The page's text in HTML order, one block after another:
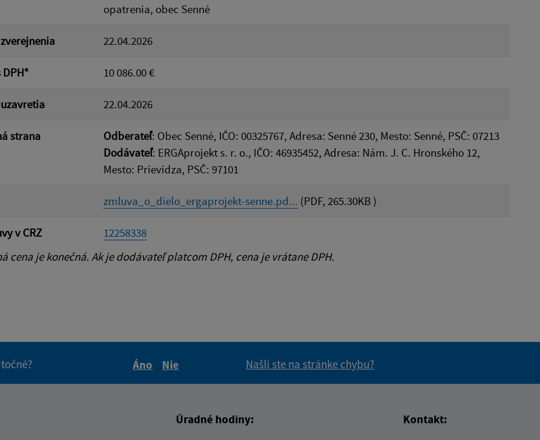
opatrenia, obec Senné
22.04.2026
DPH* 10 086.00 €
22.04.2026
strana Odberateľ: Obec Senné, IČO: 00325767, Adresa: Senné 230, Mesto: Senné, PSČ: 07213
Dodávateľ: ERGAprojekt s. r. o., IČO: 46935452, Adresa: Nám. J. C. Hronského 12,
Mesto: Prievidza, PSČ: 97101
zmluva_o_dielo_ergaprojekt-senne.pd... (PDF, 265.30KB )
v CRZ
12258338
cena je konečná. Ak je dodávateľ platcom DPH, cena je vrátane DPH.
Áno
Nie
Našli ste na stránke chybu?
Úradné hodiny: Kontakt: